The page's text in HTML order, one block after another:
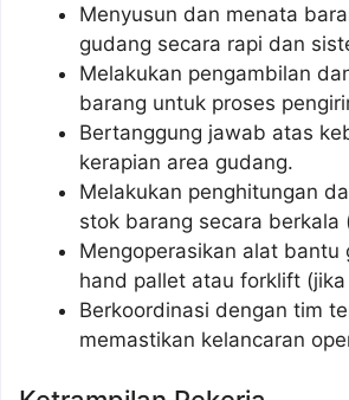
Menyusun dan menata
gudang secara rapi dan
Melakukan pengambilan
barang untuk proses
Bertanggung jawab atas
kerapian area gudang.
Melakukan penghitungan
stok barang secara berkala
Mengoperasikan alat bantu
hand pallet atau forklift
Berkoordinasi dengan tim
memastikan kelancaran